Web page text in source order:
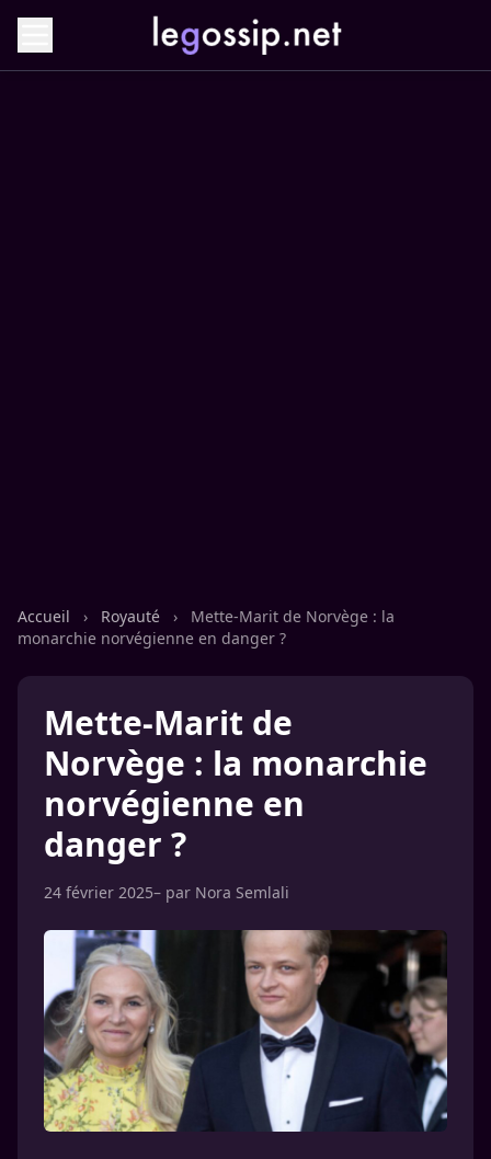
Accueil › Royauté ›
Mette-Marit de Norvège : la
monarchie norvégienne en danger ?
Mette-Marit de
Norvège : la monarchie
norvégienne en
danger ?
24 février 2025– par Nora Semlali